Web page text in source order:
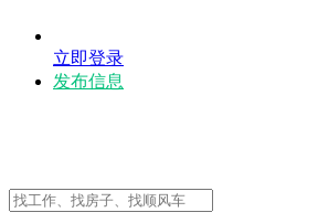
立即登录
发布信息